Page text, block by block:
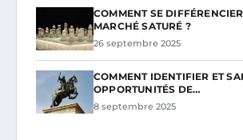
COMMENT SE
MARCHÉ SATURÉ ?
26 septembre 2025
COMMENT IDENTIFIER ET
OPPORTUNITÉS DE…
8 septembre 2025